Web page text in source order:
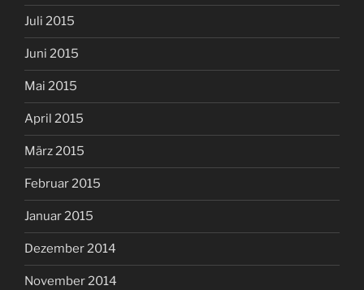
Juli 2015
Juni 2015
Mai 2015
April 2015
März 2015
Februar 2015
Januar 2015
Dezember 2014
November 2014